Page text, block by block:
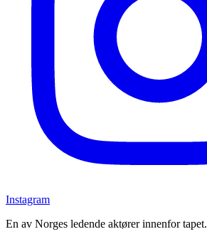
Instagram
En av Norges ledende aktører innenfor tapet.